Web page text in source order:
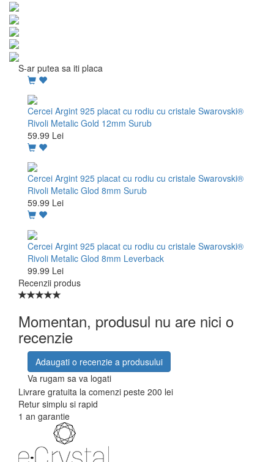
S-ar putea sa iti placa
Cercei Argint 925 placat cu rodiu cu cristale Swarovski®
Rivoli Metalic Gold 12mm Surub
59.99 Lei
Cercei Argint 925 placat cu rodiu cu cristale Swarovski®
Rivoli Metalic Glod 8mm Surub
59.99 Lei
Cercei Argint 925 placat cu rodiu cu cristale Swarovski®
Rivoli Metalic Glod 8mm Leverback
99.99 Lei
Recenzii produs
Momentan, produsul nu are nici o
recenzie
Adaugati o recenzie a produsului
Va rugam sa va logati
Livrare gratuita la comenzi peste 200 lei
Retur simplu si rapid
1 an garantie